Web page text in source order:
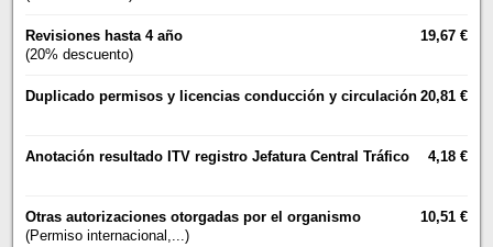
Revisiones hasta 4 año
19,67 €
(20% descuento)
Duplicado permisos y licencias conducción y circulación 20,81 €
Anotación resultado ITV registro Jefatura Central Tráfico 4,18 €
Otras autorizaciones otorgadas por el organismo
10,51 €
(Permiso internacional,...)